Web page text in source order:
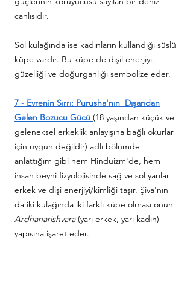
canlısıdır.
Sol kulağında ise kadınların kullandığı süslü
küpe vardır. Bu küpe de dişil enerjiyi,
güzelliği ve doğurganlığı sembolize eder.
7 - Evrenin Sırrı: Purusha'nın Dışarıdan
Gelen Bozucu Gücü (18 yaşından küçük ve
geleneksel erkeklik anlayışına bağlı okurlar
için uygun değildir) adlı bölümde
anlattığım gibi hem Hinduizm'de, hem
insan beyni fizyolojisinde sağ ve sol yarılar
erkek ve dişi enerjiyi/kimliği taşır. Şiva'nın
da iki kulağında iki farklı küpe olması onun
Ardhanarishvara(yarı erkek, yarı kadın)
yapısına işaret eder.